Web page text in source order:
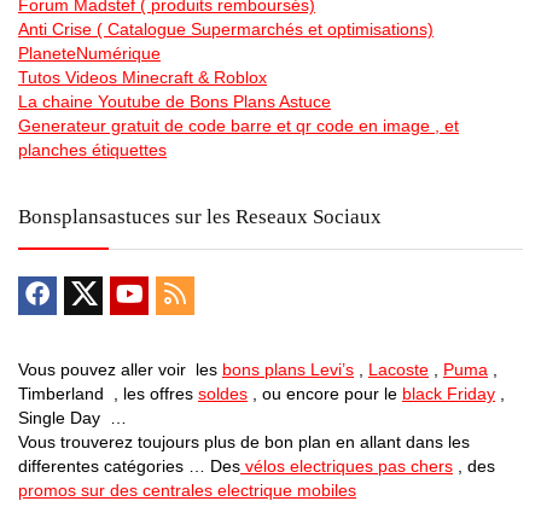
Forum Madstef ( produits remboursés)
Anti Crise ( Catalogue Supermarchés et optimisations)
PlaneteNumérique
Tutos Videos Minecraft & Roblox
La chaine Youtube de Bons Plans Astuce
Generateur gratuit de code barre et qr code en image , et
planches étiquettes
Bonsplansastuces sur les Reseaux Sociaux
Vous pouvez aller voir les bons plans Levi’s Lacoste Puma
Timberland , les offres soldes , ou encore pour le black Friday
Single Day …
Vous trouverez toujours plus de bon plan en allant dans les
differentes catégories … Des vélos electriques pas chers , des
promos sur des centrales electrique mobiles